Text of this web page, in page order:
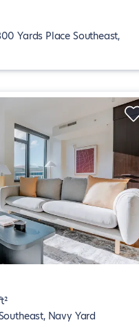
Yards Place Southeast,
Navy Yard